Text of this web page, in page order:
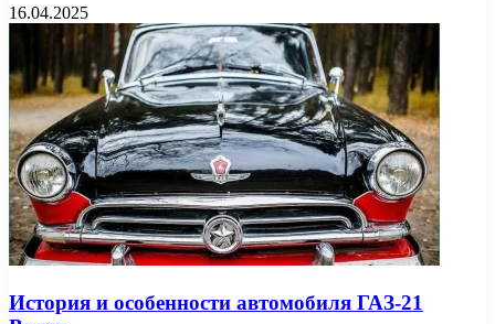
16.04.2025
История и особенности автомобиля ГАЗ-21